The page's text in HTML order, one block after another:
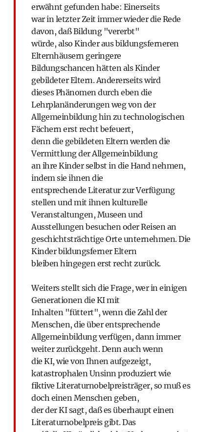
erwähnt gefunden habe: Einerseits
war in letzter Zeit immer wieder die Rede
davon, daß Bildung "vererbt"
würde, also Kinder aus bildungsferneren
Elternhäusern geringere
Bildungschancen hätten als Kinder
gebildeter Eltern. Andererseits wird
dieses Phänomen durch eben die
Lehrplanänderungen weg von der
Allgemeinbildung hin zu technologischen
Fächern erst recht befeuert,
denn die gebildeten Eltern werden die
Vermittlung der Allgemeinbildung
an ihre Kinder selbst in die Hand nehmen,
indem sie ihnen die
entsprechende Literatur zur Verfügung
stellen und mit ihnen kulturelle
Veranstaltungen, Museen und
Ausstellungen besuchen oder Reisen an
geschichtsträchtige Orte unternehmen. Die
Kinder bildungsferner Eltern
bleiben hingegen erst recht zurück.
Weiters stellt sich die Frage, wer in einigen
Generationen die KI mit
Inhalten "füttert", wenn die Zahl der
Menschen, die über entsprechende
Allgemeinbildung verfügen, dann immer
weiter zurückgeht. Denn auch wenn
die KI, wie von Ihnen aufgezeigt,
katastrophalen Unsinn produziert wie
fiktive Literaturnobelpreisträger, so muß es
doch einen Menschen geben,
der der KI sagt, daß es überhaupt einen
Literaturnobelpreis gibt. Das